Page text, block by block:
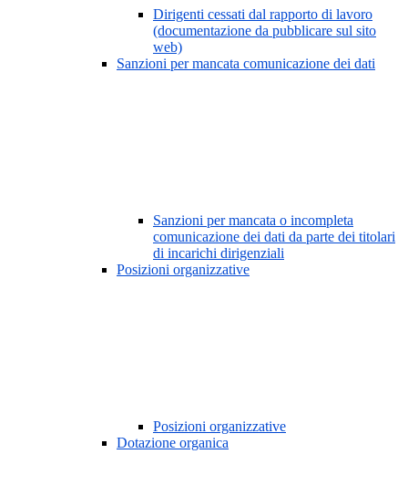
Dirigenti cessati dal rapporto di lavoro
(documentazione da pubblicare sul sito
web)
Sanzioni per mancata comunicazione dei dati
Sanzioni per mancata o incompleta
comunicazione dei dati da parte dei titolari
di incarichi dirigenziali
Posizioni organizzative
Posizioni organizzative
Dotazione organica